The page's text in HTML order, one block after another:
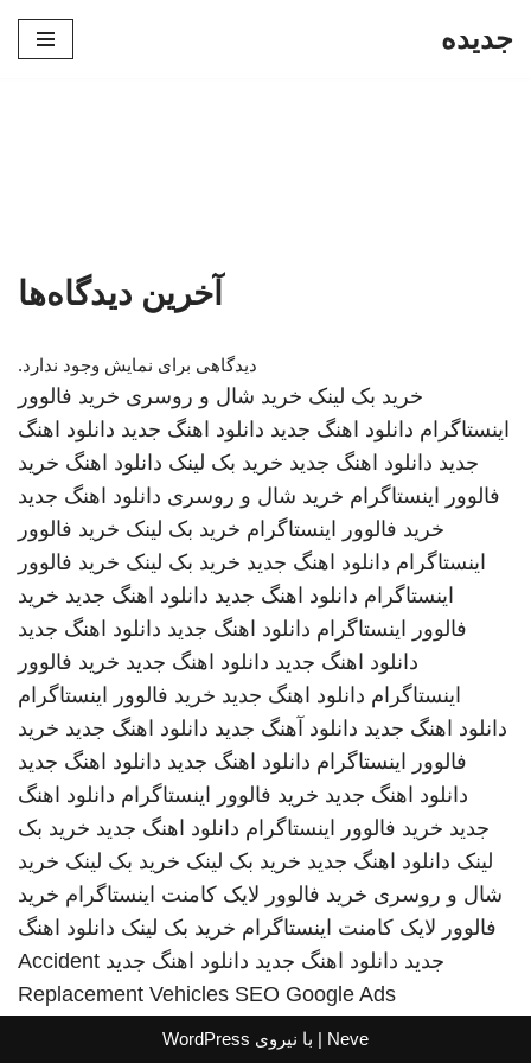
جدیده
آخرین دیدگاه‌ها
دیدگاهی برای نمایش وجود ندارد.
خرید بک لینک خرید شال و روسری خرید فالوور
اینستاگرام دانلود اهنگ جدید دانلود اهنگ جدید دانلود اهنگ
جدید دانلود اهنگ جدید خرید بک لینک دانلود اهنگ خرید
فالوور اینستاگرام خرید شال و روسری دانلود اهنگ جدید
خرید فالوور اینستاگرام خرید بک لینک خرید فالوور
اینستاگرام دانلود اهنگ جدید خرید بک لینک خرید فالوور
اینستاگرام دانلود اهنگ جدید دانلود اهنگ جدید خرید
فالوور اینستاگرام دانلود اهنگ جدید دانلود اهنگ جدید
دانلود اهنگ جدید دانلود اهنگ جدید خرید فالوور
اینستاگرام دانلود اهنگ جدید خرید فالوور اینستاگرام
دانلود اهنگ جدید دانلود آهنگ جدید دانلود اهنگ جدید خرید
فالوور اینستاگرام دانلود اهنگ جدید دانلود اهنگ جدید
دانلود اهنگ جدید خرید فالوور اینستاگرام دانلود اهنگ
جدید خرید فالوور اینستاگرام دانلود اهنگ جدید خرید بک
لینک دانلود اهنگ جدید خرید بک لینک خرید بک لینک خرید
شال و روسری خرید فالوور لایک کامنت اینستاگرام خرید
فالوور لایک کامنت اینستاگرام خرید بک لینک دانلود اهنگ
جدید دانلود اهنگ جدید دانلود اهنگ جدید Accident
Replacement Vehicles SEO Google Ads
Neve | با نیروی WordPress